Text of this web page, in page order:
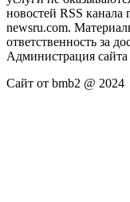
новостей RSS канала
newsru.com.
ответственность за
Администрация сайта
Сайт от bmb2 @ 2024